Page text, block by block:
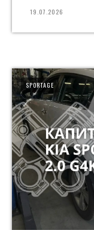
19.07.2026
SPORTAGE